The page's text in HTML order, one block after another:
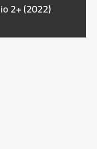
2+ (2022)